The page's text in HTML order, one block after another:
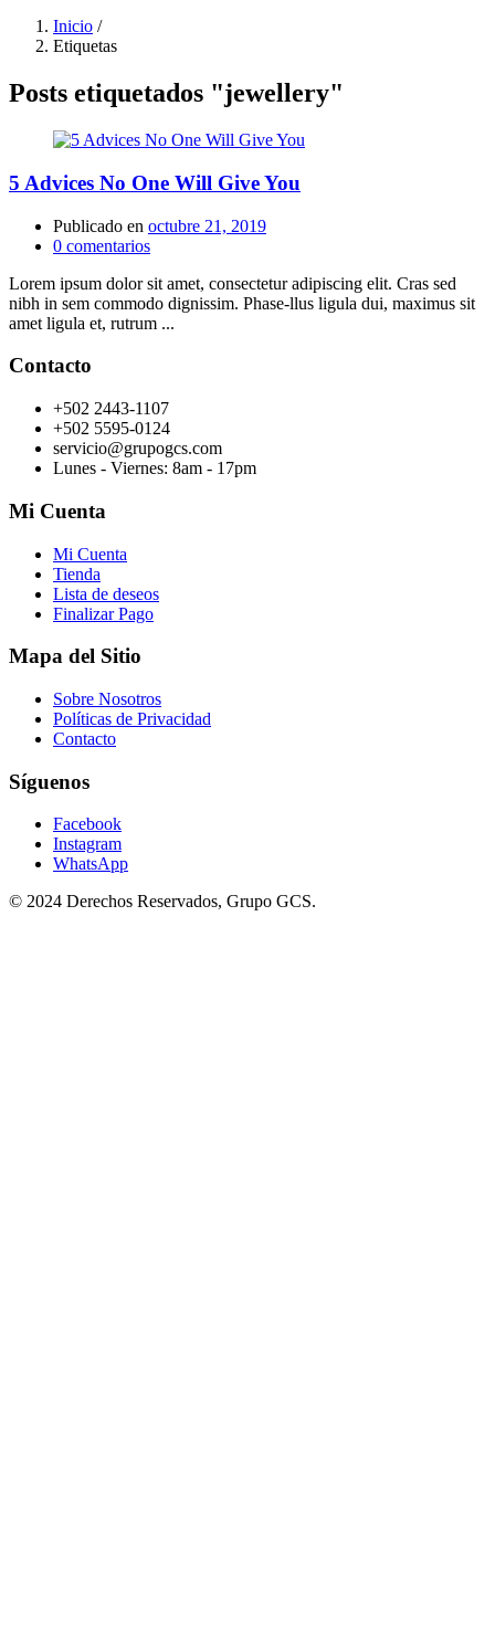
Inicio /
Etiquetas
Posts etiquetados "jewellery"
5 Advices No One Will Give You
Publicado en octubre 21, 2019
0 comentarios
Lorem ipsum dolor sit amet, consectetur adipiscing elit. Cras sed
nibh in sem commodo dignissim. Phase-llus ligula dui, maximus sit
amet ligula et, rutrum ...
Contacto
+502 2443-1107
+502 5595-0124
servicio@grupogcs.com
Lunes - Viernes: 8am - 17pm
Mi Cuenta
Mi Cuenta
Tienda
Lista de deseos
Finalizar Pago
Mapa del Sitio
Sobre Nosotros
Políticas de Privacidad
Contacto
Síguenos
Facebook
Instagram
WhatsApp
© 2024 Derechos Reservados, Grupo GCS.